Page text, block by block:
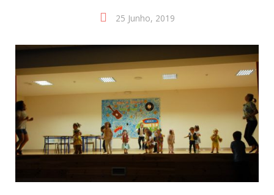
25 Junho, 2019